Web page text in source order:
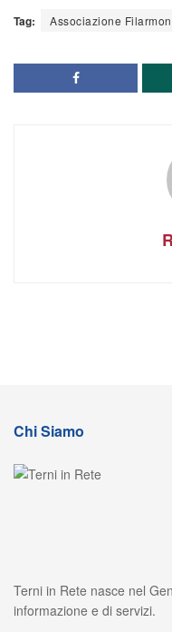
Tag: Associazione
Chi Siamo
Terni in Rete nasce nel
informazione e di servizi.